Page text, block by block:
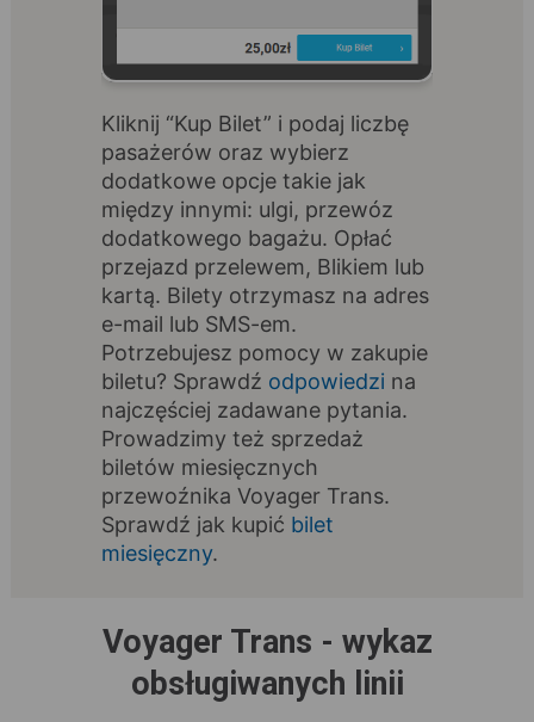
Kliknij “Kup Bilet” i podaj liczbę
pasażerów oraz wybierz
dodatkowe opcje takie jak
między innymi: ulgi, przewóz
dodatkowego bagażu. Opłać
przejazd przelewem, Blikiem lub
kartą. Bilety otrzymasz na adres
e-mail lub SMS-em.
Potrzebujesz pomocy w zakupie
biletu? Sprawdź odpowiedzi na
najczęściej zadawane pytania.
Prowadzimy też sprzedaż
biletów miesięcznych
przewoźnika Voyager Trans.
Sprawdź jak kupić bilet
miesięczny.
Voyager Trans - wykaz
obsługiwanych linii